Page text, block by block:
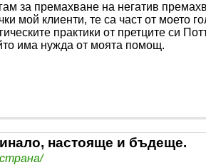
за премахване на негатив
мой клиенти, те са част от моето
практики от претците си
има нужда от моята помощ.
настояще и бъдеще.